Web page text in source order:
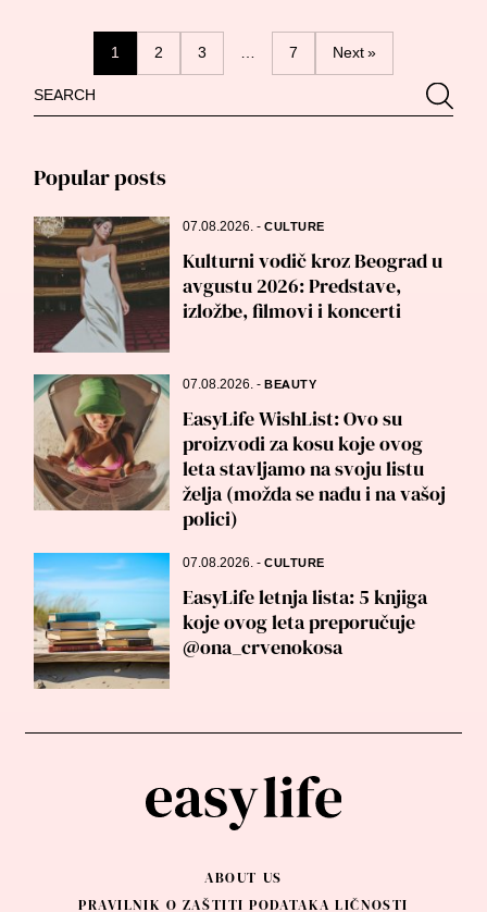
Posts
navigation
1 2 3 … 7 Next »
Search
for:
Popular posts
07.08.2026.-CULTURE
Kulturni vodič kroz Beograd u
avgustu 2026: Predstave,
izložbe, filmovi i koncerti
07.08.2026.-BEAUTY
EasyLife WishList: Ovo su
proizvodi za kosu koje ovog
leta stavljamo na svoju listu
želja (možda se nađu i na vašoj
polici)
07.08.2026.-CULTURE
EasyLife letnja lista: 5 knjiga
koje ovog leta preporučuje
@ona_crvenokosa
ABOUT US
PRAVILNIK O ZAŠTITI PODATAKA LIČNOSTI